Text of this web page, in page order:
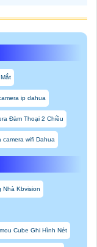
ip dahua
Đàm Thoại 2 Chiều
camera wifi Dahua
Nhà Kbvision
Cube Ghi Hình Nét